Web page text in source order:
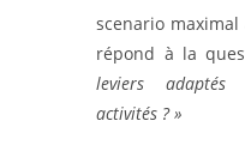
scenario
répond à la
leviers
activités ? »